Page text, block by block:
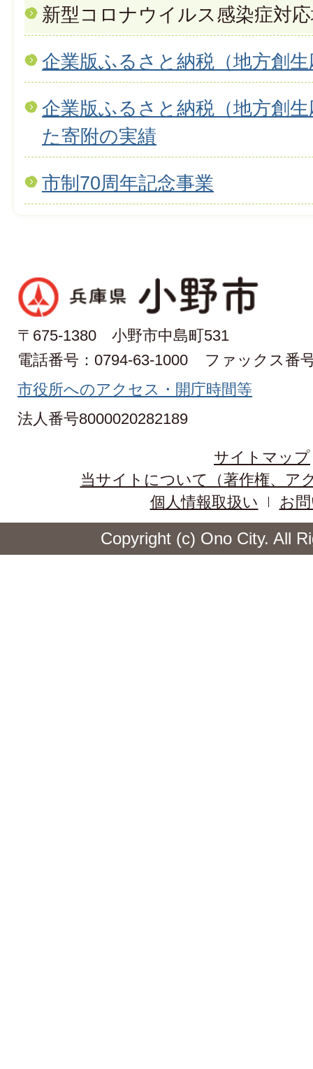
新型コロナウイルス感染症対
企業版ふるさと納税（地方創
企業版ふるさと納税（地方創
た寄附の実績
市制70周年記念事業
〒675-1380 小野市中島町531
電話番号：0794-63-1000
ファックス番
市役所へのアクセス・開庁時間等
法人番号8000020282189
サイトマップ
当サイトについて（著作権、ア
個人情報取扱い
お
Copyright (c) Ono City. All